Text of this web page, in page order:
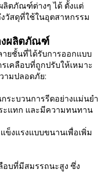
ลิตภัณฑ์ต่างๆ ได้ ตั้งแต่
วัสดุที่ใช้ในอุตสาหกรรม
งผลิตภัณฑ์
ยชั้นที่ได้รับการออกแบบ
เคลือบที่ถูกปรับให้เหมาะ
ามปลอดภัย:
ระบวนการรีดอย่างแม่นยำ
ะแทก และมีความทนทาน
ข็งแรงแบบขนานเพื่อเพิ่ม
บที่มีสมรรถนะสูง ซึ่ง